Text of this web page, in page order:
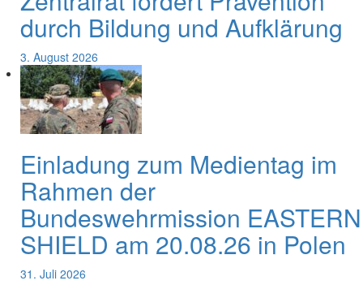
durch Bildung und Aufklärung
3. August 2026
Einladung zum Medientag im
Rahmen der
Bundeswehrmission EASTERN
SHIELD am 20.08.26 in Polen
31. Juli 2026